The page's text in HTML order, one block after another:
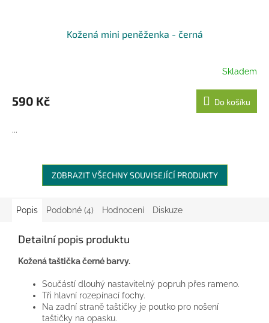
Kožená mini peněženka - černá
Skladem
590 Kč Do košíku
...
ZOBRAZIT VŠECHNY SOUVISEJÍCÍ PRODUKTY
Popis Podobné (4) Hodnocení Diskuze
Detailní popis produktu
Kožená taštička černé barvy.
Součástí dlouhý nastavitelný popruh přes rameno.
Tři hlavní rozepínací fochy.
Na zadní straně taštičky je poutko pro nošení
taštičky na opasku.